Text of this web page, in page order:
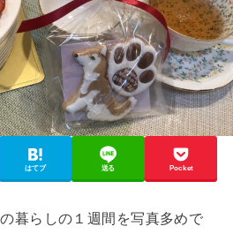
はてブ 送る Pocket
暮らしの１週間を写真多めで